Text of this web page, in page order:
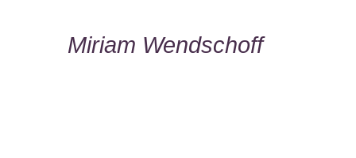
Miriam Wendschoff